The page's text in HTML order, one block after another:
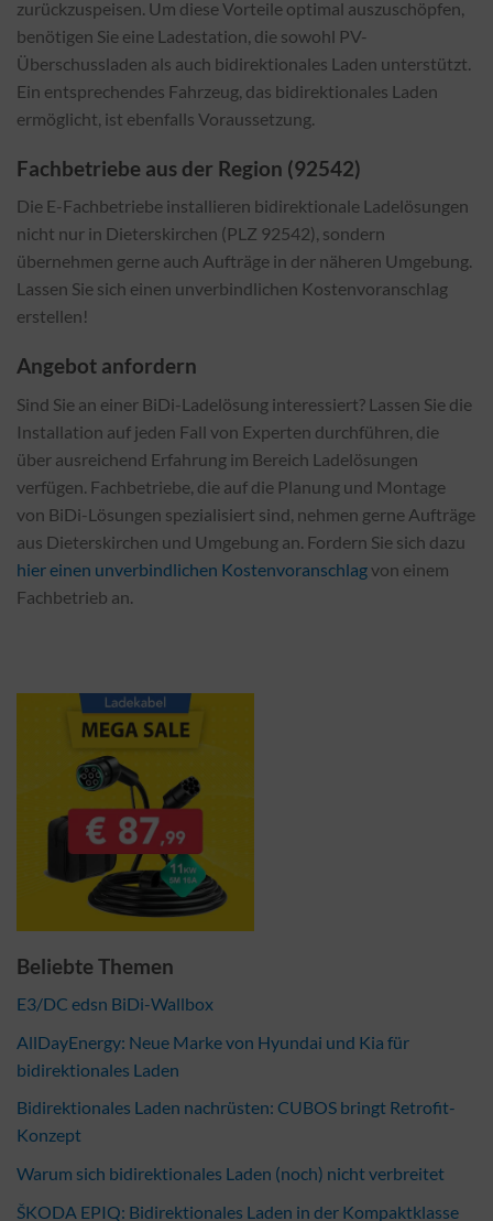
zurückzuspeisen. Um diese Vorteile optimal auszuschöpfen,
benötigen Sie eine Ladestation, die sowohl PV-
Überschussladen als auch bidirektionales Laden unterstützt.
Ein entsprechendes Fahrzeug, das bidirektionales Laden
ermöglicht, ist ebenfalls Voraussetzung.
Fachbetriebe aus der Region (92542)
Die E-Fachbetriebe installieren bidirektionale Ladelösungen
nicht nur in Dieterskirchen (PLZ 92542), sondern
übernehmen gerne auch Aufträge in der näheren Umgebung.
Lassen Sie sich einen unverbindlichen Kostenvoranschlag
erstellen!
Angebot anfordern
Sind Sie an einer BiDi-Ladelösung interessiert? Lassen Sie die
Installation auf jeden Fall von Experten durchführen, die
über ausreichend Erfahrung im Bereich Ladelösungen
verfügen. Fachbetriebe, die auf die Planung und Montage
von BiDi-Lösungen spezialisiert sind, nehmen gerne Aufträge
aus Dieterskirchen und Umgebung an. Fordern Sie sich dazu
hier einen unverbindlichen Kostenvoranschlagvon einem
Fachbetrieb an.
Beliebte Themen
E3/DC edsn BiDi-Wallbox
AllDayEnergy: Neue Marke von Hyundai und Kia für
bidirektionales Laden
Bidirektionales Laden nachrüsten: CUBOS bringt Retrofit-
Konzept
Warum sich bidirektionales Laden (noch) nicht verbreitet
ŠKODA EPIQ: Bidirektionales Laden in der Kompaktklasse